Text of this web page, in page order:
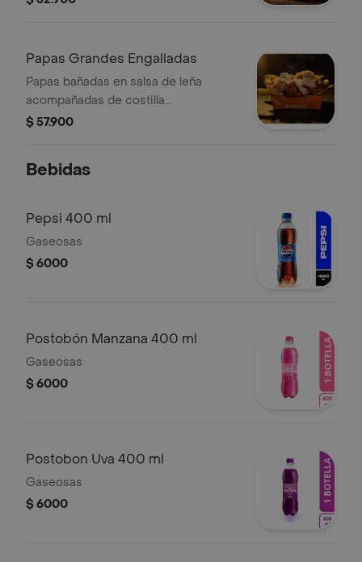
Papas Grandes Engalladas
Papas bañadas en salsa de leña
acompañadas de costilla
desmechada, chorizo, chicharron,
mostaza.
$ 57.900
Bebidas
Pepsi 400 ml
Gaseosas
$ 6000
Postobón Manzana 400 ml
Gaseosas
$ 6000
Postobon Uva 400 ml
Gaseosas
$ 6000